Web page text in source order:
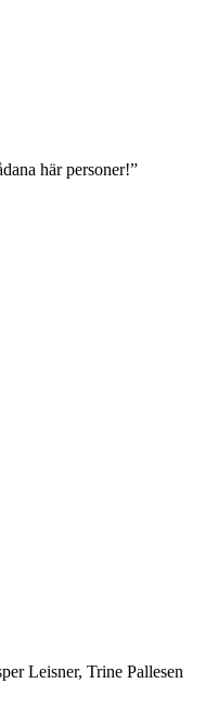
här personer!”
Leisner, Trine Pallesen